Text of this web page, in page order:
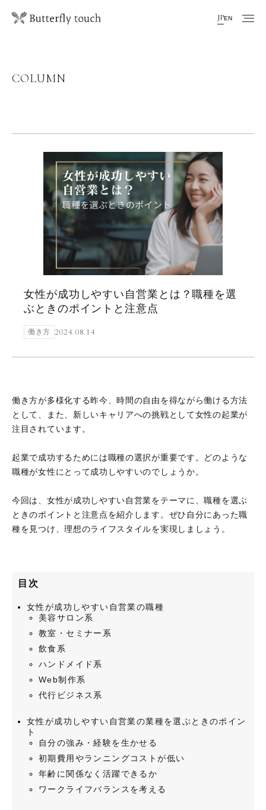
EN
JP
COLUMN
女性が成功しやすい自営業とは？職種を選
ぶときのポイントと注意点
働き方 2024.08.14
働き方が多様化する昨今、時間の自由を得ながら働ける方法
として、また、新しいキャリアへの挑戦として女性の起業が
注目されています。
起業で成功するためには職種の選択が重要です。どのような
職種が女性にとって成功しやすいのでしょうか。
今回は、女性が成功しやすい自営業をテーマに、職種を選ぶ
ときのポイントと注意点を紹介します。ぜひ自分にあった職
種を見つけ、理想のライフスタイルを実現しましょう。
目次
女性が成功しやすい自営業の職種
美容サロン系
教室・セミナー系
飲食系
ハンドメイド系
Web制作系
代行ビジネス系
女性が成功しやすい自営業の業種を選ぶときのポイン
ト
自分の強み・経験を生かせる
初期費用やランニングコストが低い
年齢に関係なく活躍できるか
ワークライフバランスを考える